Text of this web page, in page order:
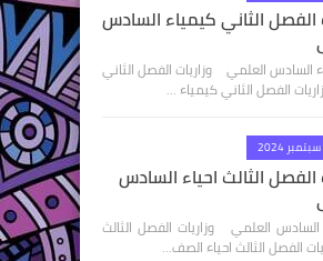
الفصل الثاني كيمياء السادس
السادس العلمي وزاريات الفصل الثاني
الفصل الثاني كيمياء …
الفصل الثالث احياء السادس
السادس العلمي وزاريات الفصل الثالث
الفصل الثالث احياء الصف…